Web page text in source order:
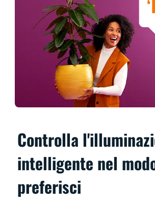
Controlla
intelligente nel
preferisci